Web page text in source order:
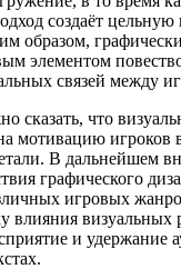
создаёт
образом,
элементом
связей между
сказать, что
мотивацию игроков
В дальнейшем
графического
игровых
влияния визуальных
и удержание